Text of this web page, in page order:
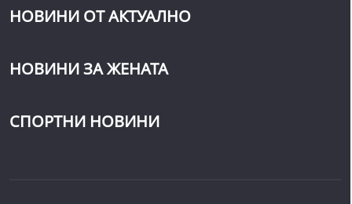
НОВИНИ ОТ АКТУАЛНО
НОВИНИ ЗА ЖЕНАТА
СПОРТНИ НОВИНИ